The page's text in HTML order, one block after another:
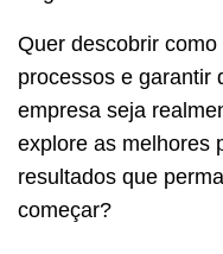
Quer descobrir
processos e garantir
empresa seja
explore as melhores
resultados que
começar?